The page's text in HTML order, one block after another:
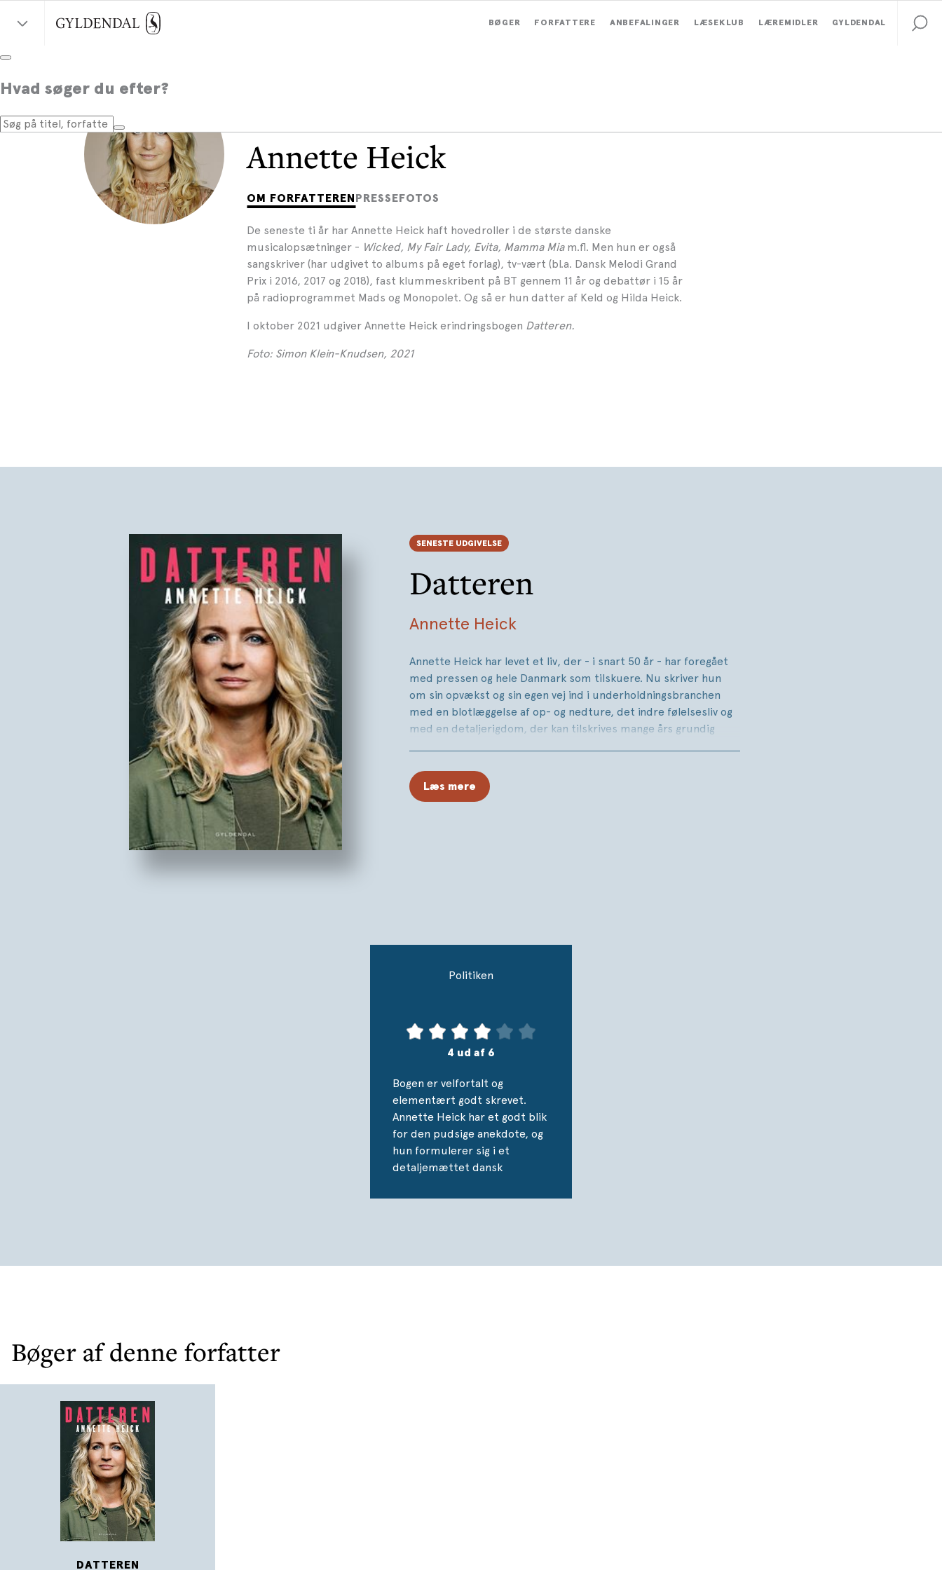
BØGER FORFATTERE ANBEFALINGER LÆSEKLUB LÆREMIDLER GYLDENDAL
Hvad søger du efter?
Annette Heick
OM FORFATTEREN PRESSEFOTOS
De seneste ti år har Annette Heick haft hovedroller i de største danske
musicalopsætninger - Wicked, My Fair Lady, Evita, Mamma Miam.fl. Men hun er også
sangskriver (har udgivet to albums på eget forlag), tv-vært (bl.a. Dansk Melodi Grand
Prix i 2016, 2017 og 2018), fast klummeskribent på BT gennem 11 år og debattør i 15 år
på radioprogrammet Mads og Monopolet. Og så er hun datter af Keld og Hilda Heick.
I oktober 2021 udgiver Annette Heick erindringsbogen Datteren.
Foto: Simon Klein-Knudsen, 2021
SENESTE UDGIVELSE
Datteren
Annette Heick
Annette Heick har levet et liv, der - i snart 50 år - har foregået
med pressen og hele Danmark som tilskuere. Nu skriver hun
om sin opvækst og sin egen vej ind i underholdningsbranchen
med en blotlæggelse af op- og nedture, det indre følelsesliv og
med en detaljerigdom, der kan tilskrives mange års grundig
Kongehuset, fra blokvognen til de bonede gulve, og fra lykkeligt
ægteskab til den tavse alvor, da ulykken indtraf. For både fans
Læs mere
Politiken
4 ud af 6
Bogen er velfortalt og
elementært godt skrevet.
Annette Heick har et godt blik
for den pudsige anekdote, og
hun formulerer sig i et
detaljemættet dansk
Bøger af denne forfatter
DATTEREN